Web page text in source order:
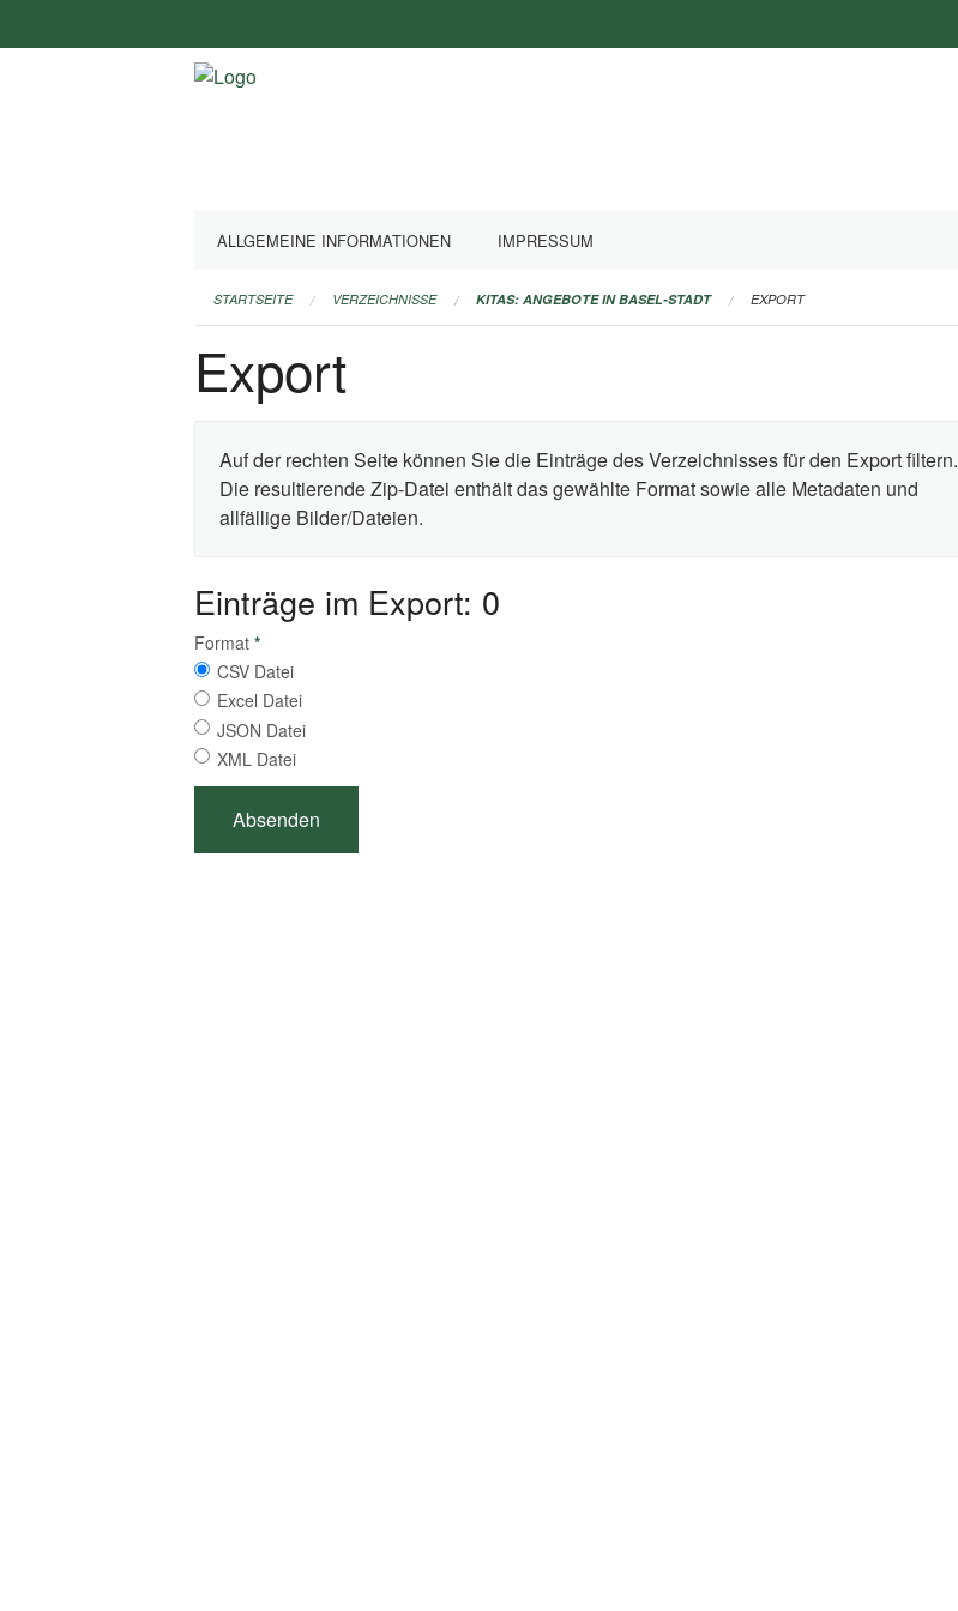
überspringen
ALLGEMEINE INFORMATIONEN IMPRESSUM
STARTSEITE VERZEICHNISSE KITAS: ANGEBOTE IN BASEL-STADT EXPORT
Export
Auf der rechten Seite können Sie die Einträge des Verzeichnisses für den Export filtern.
Die resultierende Zip-Datei enthält das gewählte Format sowie alle Metadaten und
allfällige Bilder/Dateien.
Einträge im Export: 0
Format *
CSV Datei
Excel Datei
JSON Datei
XML Datei